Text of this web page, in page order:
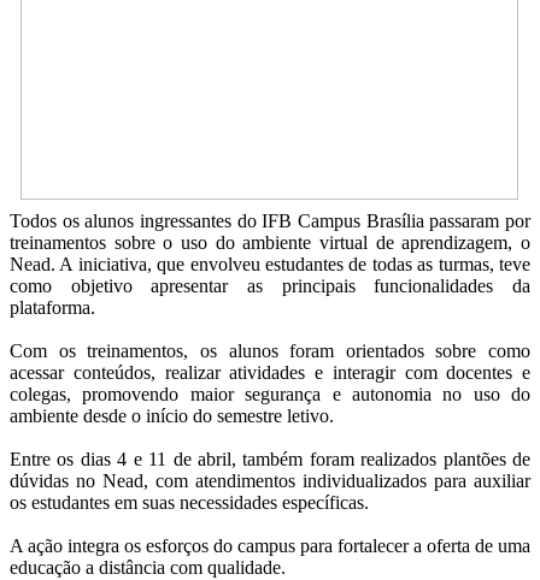
Todos os alunos ingressantes do IFB Campus Brasília passaram por
treinamentos sobre o uso do ambiente virtual de aprendizagem, o
Nead. A iniciativa, que envolveu estudantes de todas as turmas, teve
como objetivo apresentar as principais funcionalidades da
plataforma.
Com os treinamentos, os alunos foram orientados sobre como
acessar conteúdos, realizar atividades e interagir com docentes e
colegas, promovendo maior segurança e autonomia no uso do
ambiente desde o início do semestre letivo.
Entre os dias 4 e 11 de abril, também foram realizados plantões de
dúvidas no Nead, com atendimentos individualizados para auxiliar
os estudantes em suas necessidades específicas.
A ação integra os esforços do campus para fortalecer a oferta de uma
educação a distância com qualidade.